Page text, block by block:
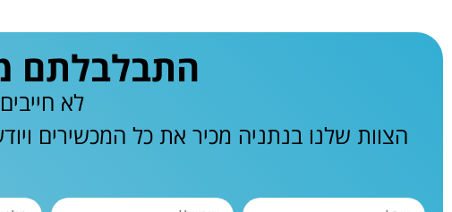
התבלבלתם
לא
הצוות שלנו בנתניה מכיר את כל המכשירים